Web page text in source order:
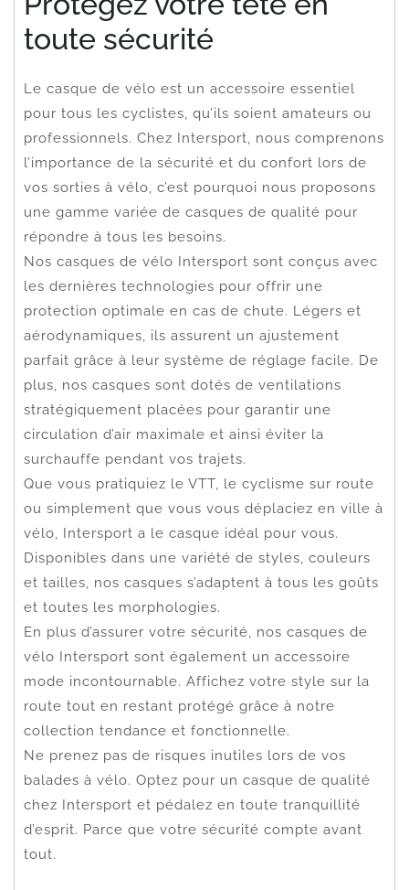
toute sécurité
Le casque de vélo est un accessoire essentiel
pour tous les cyclistes, qu’ils soient amateurs ou
professionnels. Chez Intersport, nous comprenons
l’importance de la sécurité et du confort lors de
vos sorties à vélo, c’est pourquoi nous proposons
une gamme variée de casques de qualité pour
répondre à tous les besoins.
Nos casques de vélo Intersport sont conçus avec
les dernières technologies pour offrir une
protection optimale en cas de chute. Légers et
aérodynamiques, ils assurent un ajustement
parfait grâce à leur système de réglage facile. De
plus, nos casques sont dotés de ventilations
stratégiquement placées pour garantir une
circulation d’air maximale et ainsi éviter la
surchauffe pendant vos trajets.
Que vous pratiquiez le VTT, le cyclisme sur route
ou simplement que vous vous déplaciez en ville à
vélo, Intersport a le casque idéal pour vous.
Disponibles dans une variété de styles, couleurs
et tailles, nos casques s’adaptent à tous les goûts
et toutes les morphologies.
En plus d’assurer votre sécurité, nos casques de
vélo Intersport sont également un accessoire
mode incontournable. Affichez votre style sur la
route tout en restant protégé grâce à notre
collection tendance et fonctionnelle.
Ne prenez pas de risques inutiles lors de vos
balades à vélo. Optez pour un casque de qualité
chez Intersport et pédalez en toute tranquillité
d’esprit. Parce que votre sécurité compte avant
tout.